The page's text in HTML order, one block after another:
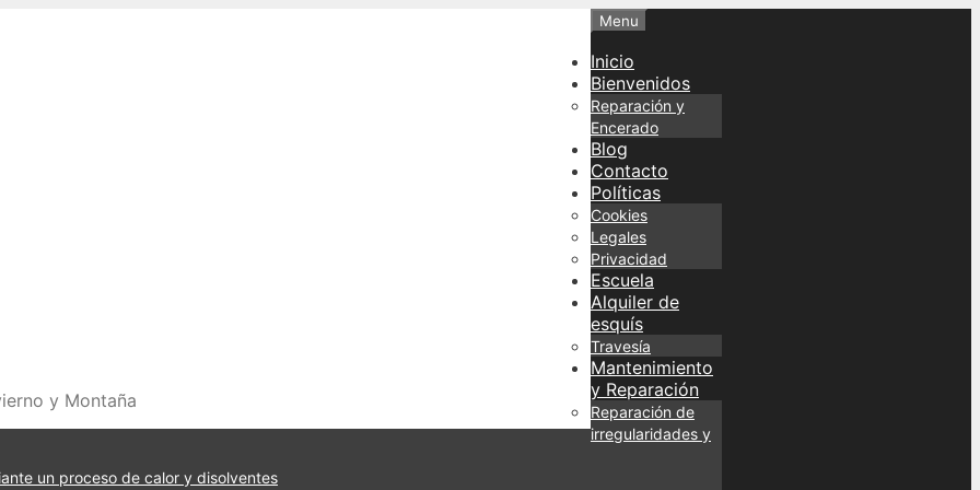
y Montaña
Menu
Inicio
Bienvenidos
Reparación y
Encerado
Blog
Contacto
Políticas
Cookies
Legales
Privacidad
Escuela
Alquiler de
esquís
Travesía
Mantenimiento
y Reparación
Reparación de
irregularidades y
un proceso de calor y disolventes